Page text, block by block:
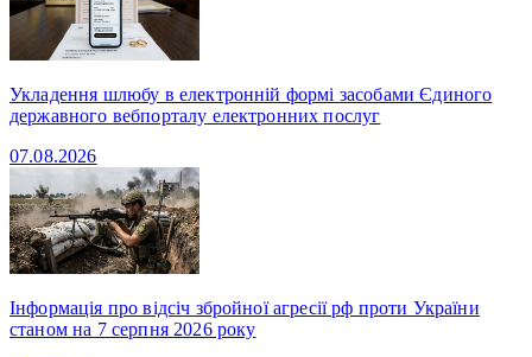
Укладення шлюбу в електронній формі засобами Єдиного
державного вебпорталу електронних послуг
07.08.2026
Інформація про відсіч збройної агресії рф проти України
станом на 7 серпня 2026 року